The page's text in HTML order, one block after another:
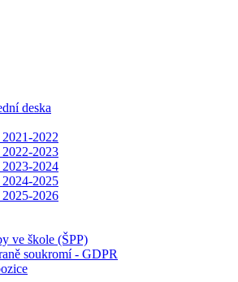
deska
2022
2023
2024
2025
2026
ve škole (ŠPP)
soukromí - GDPR